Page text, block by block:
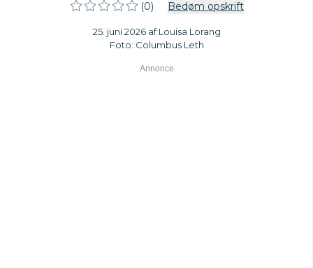
(0) Bedøm opskrift
25. juni 2026 af Louisa Lorang
Foto: Columbus Leth